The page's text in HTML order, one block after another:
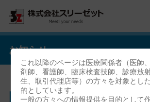
お知らせ
医療法人敬生会 な
これ以降のページは医療関係者（医師
剤師、看護師、臨床検査技師、診療放
生、取引代理店等）の方々を対象とし
的としています。
一般の方々への情報提供を目的として